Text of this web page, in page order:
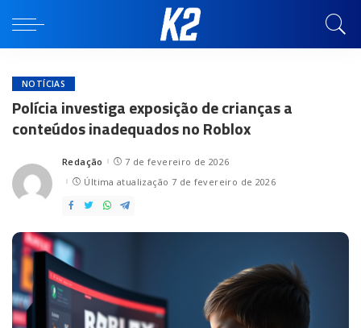
NOTÍCIAS
Polícia investiga exposição de crianças a
conteúdos inadequados no Roblox
Posted
Redação
7 de fevereiro de 2026
Última atualização 7 de fevereiro de 2026